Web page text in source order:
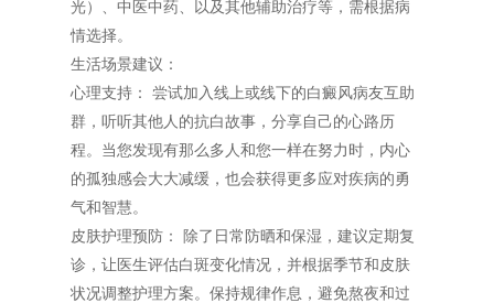
光）、中医中药、以及其他辅助治疗等，需根据病
情选择。
生活场景建议：
心理支持： 尝试加入线上或线下的白癜风病友互助
群，听听其他人的抗白故事，分享自己的心路历
程。当您发现有那么多人和您一样在努力时，内心
的孤独感会大大减缓，也会获得更多应对疾病的勇
气和智慧。
皮肤护理预防： 除了日常防晒和保湿，建议定期复
诊，让医生评估白斑变化情况，并根据季节和皮肤
状况调整护理方案。保持规律作息，避免熬夜和过